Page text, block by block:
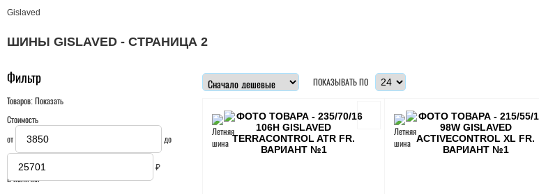
Gislaved
ШИНЫ GISLAVED - СТРАНИЦА 2
Фильтр
Товаров: Показать
Стоимость
от
до
₽
В наличии
ПОКАЗЫВАТЬ ПО